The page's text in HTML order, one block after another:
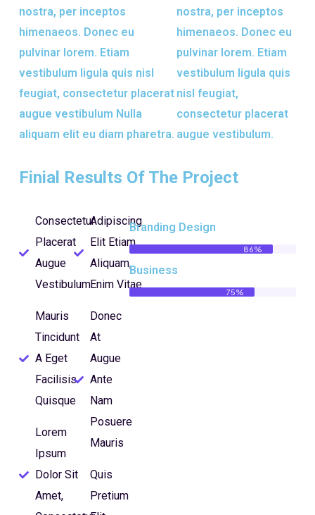
nostra, per inceptos
himenaeos. Donec eu
pulvinar lorem. Etiam
vestibulum ligula quis nisl
feugiat, consectetur placerat
augue vestibulum Nulla
aliquam elit eu diam pharetra.
nostra, per inceptos
himenaeos. Donec eu
pulvinar lorem. Etiam
vestibulum ligula quis
nisl feugiat,
consectetur placerat
augue vestibulum.
Finial Results Of The Project
Consectetur
Placerat
Augue
Vestibulum
Mauris
Tincidunt
A Eget
Facilisis
Quisque
Lorem
Ipsum
Dolor Sit
Amet,
Adipiscing
Elit Etiam
Aliquam,
Enim Vitae
Donec
At
Augue
Ante
Nam
Posuere
Mauris
Quis
Pretium
Branding Design
86%
Business
75%